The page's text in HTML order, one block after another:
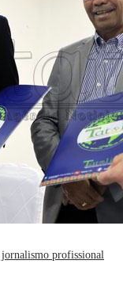
profissional